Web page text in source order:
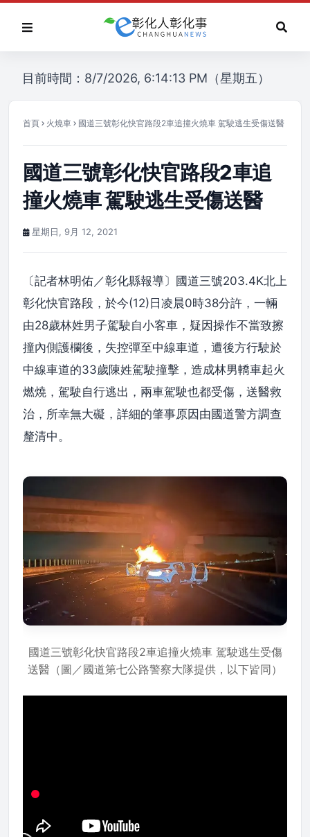
目前時間：8/7/2026, 6:14:13 PM（星期五）
首頁 火燒車 國道三號彰化快官路段2車追撞火燒車 駕駛逃生受傷送醫
國道三號彰化快官路段2車追
撞火燒車 駕駛逃生受傷送醫
星期日, 9月 12, 2021
〔記者林明佑／彰化縣報導〕國道三號203.4K北上
彰化快官路段，於今(12)日凌晨0時38分許，一輛
由28歲林姓男子駕駛自小客車，疑因操作不當致擦
撞內側護欄後，失控彈至中線車道，遭後方行駛於
中線車道的33歲陳姓駕駛撞擊，造成林男轎車起火
燃燒，駕駛自行逃出，兩車駕駛也都受傷，送醫救
治，所幸無大礙，詳細的肇事原因由國道警方調查
釐清中。
國道三號彰化快官路段2車追撞火燒車 駕駛逃生受傷
送醫（圖／國道第七公路警察大隊提供，以下皆同）